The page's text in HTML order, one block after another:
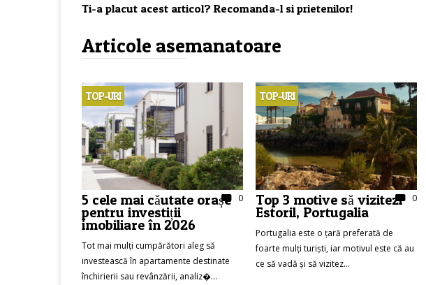
Ti-a placut acest articol? Recomanda-l si prietenilor!
Articole asemanatoare
TOP-URI
0
5 cele mai căutate orașe
pentru investiții
imobiliare în 2026
Tot mai mulți cumpărători aleg să
investească în apartamente destinate
închirierii sau revânzării, analiz�...
TOP-URI
0
Top 3 motive să vizitezi
Estoril, Portugalia
Portugalia este o țară preferată de
foarte mulți turiști, iar motivul este că au
ce să vadă și să vizitez...